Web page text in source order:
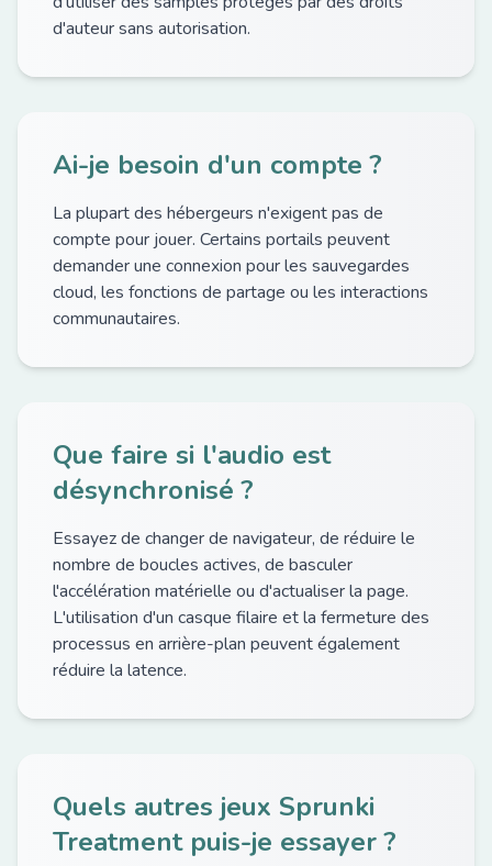
d'auteur sans autorisation.
Ai-je besoin d'un compte ?
La plupart des hébergeurs n'exigent pas de
compte pour jouer. Certains portails peuvent
demander une connexion pour les sauvegardes
cloud, les fonctions de partage ou les interactions
communautaires.
Que faire si l'audio est
désynchronisé ?
Essayez de changer de navigateur, de réduire le
nombre de boucles actives, de basculer
l'accélération matérielle ou d'actualiser la page.
L'utilisation d'un casque filaire et la fermeture des
processus en arrière-plan peuvent également
réduire la latence.
Quels autres jeux Sprunki
Treatment puis-je essayer ?